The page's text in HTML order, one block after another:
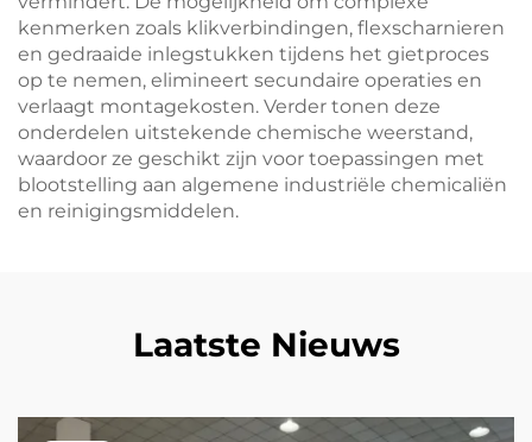
kenmerken zoals klikverbindingen, flexscharnieren
en gedraaide inlegstukken tijdens het gietproces
op te nemen, elimineert secundaire operaties en
verlaagt montagekosten. Verder tonen deze
onderdelen uitstekende chemische weerstand,
waardoor ze geschikt zijn voor toepassingen met
blootstelling aan algemene industriële chemicaliën
en reinigingsmiddelen.
Laatste Nieuws